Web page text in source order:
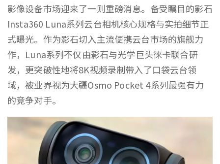
影像设备市场迎来了一则重磅消息。备受瞩目的影石
Insta360 Luna系列云台相机核心规格与实拍细节正
式曝光。作为影石切入主流便携云台市场的旗舰力
作，Luna系列不仅由影石与光学巨头徕卡联合研
发，更突破性地将8K视频录制带入了口袋云台领
域，被业界视为大疆Osmo Pocket 4系列最强有力
的竞争对手。